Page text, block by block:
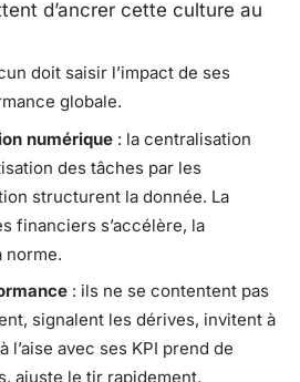
d’ancrer cette culture au
doit saisir l’impact de ses
globale.
numérique : la centralisation
des tâches par les
structurent la donnée. La
financiers s’accélère, la
norme.
: ils ne se contentent pas
signalent les dérives, invitent à
l’aise avec ses KPI prend de
ajuste le tir rapidement.